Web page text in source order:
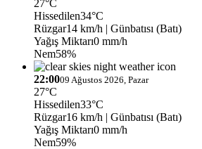
27°C
Hissedilen34°C
Rüzgar14 km/h | Günbatısı (Batı)
Yağış Miktarı0 mm/h
Nem58%
22:0009 Ağustos 2026, Pazar
27°C
Hissedilen33°C
Rüzgar16 km/h | Günbatısı (Batı)
Yağış Miktarı0 mm/h
Nem59%